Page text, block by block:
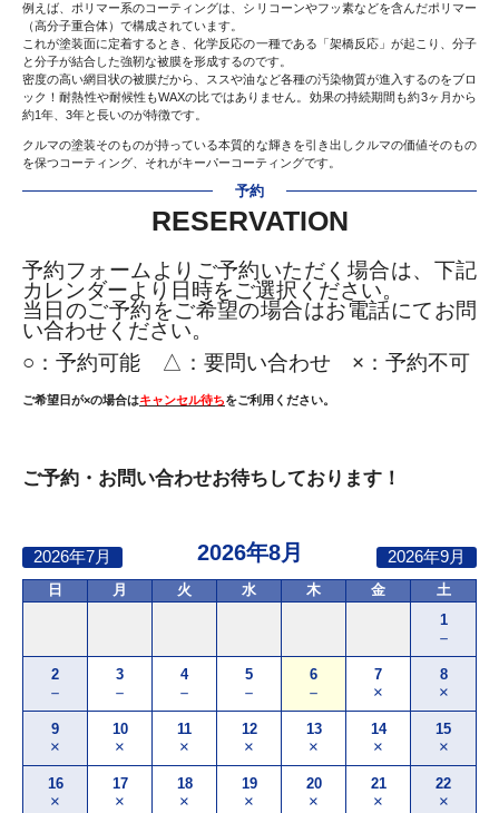
例えば、ポリマー系のコーティングは、シリコーンやフッ素などを含んだポリマー
（高分子重合体）で構成されています。
これが塗装面に定着するとき、化学反応の一種である「架橋反応」が起こり、分子
と分子が結合した強靭な被膜を形成するのです。
密度の高い網目状の被膜だから、ススや油など各種の汚染物質が進入するのをブロ
ック！耐熱性や耐候性もWAXの比ではありません。効果の持続期間も約3ヶ月から
約1年、3年と長いのが特徴です。
クルマの塗装そのものが持っている本質的な輝きを引き出しクルマの価値そのもの
を保つコーティング、それがキーパーコーティングです。
予約
RESERVATION
予約フォームよりご予約いただく場合は、下記
カレンダーより日時をご選択ください。
当日のご予約をご希望の場合はお電話にてお問
い合わせください。
○： 予約可能 △：要問い合わせ ×：予約不可
ご希望日が×の場合はキャンセル待ちをご利用ください。
ご予約・お問い合わせお待ちしております！
2026年8月
日 月 火 水 木 金
土
1
－
2
－
3
－
4
－
5
－
6
－
7
×
8
×
9
×
10
×
11
×
12
×
13
×
14
×
15
×
16
×
17
×
18
×
19
×
20
×
21
×
22
×
2026年7月 2026年9月